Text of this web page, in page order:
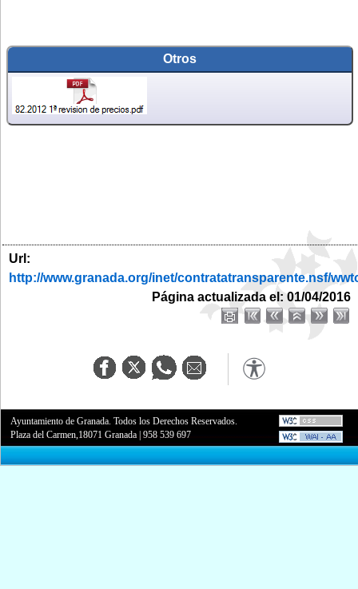
Otros
Url:
http://www.granada.org/inet/contratatransparente.nsf/
Página actualizada el: 01/04/2016
Ayuntamiento de Granada. Todos los Derechos Reservados.
Plaza del Carmen,18071 Granada |958 539 697